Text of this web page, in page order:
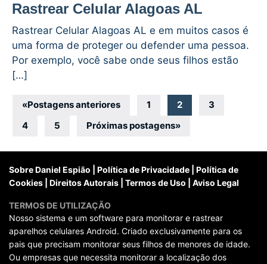
Rastrear Celular Alagoas AL
Rastrear Celular Alagoas AL e em muitos casos é
uma forma de proteger ou defender uma pessoa.
Por exemplo, você sabe onde seus filhos estão
[…]
Navegação
por
posts
«Postagens anteriores 1 2
3
4
5 Próximas postagens»
Sobre Daniel Espião Política de Privacidade
Política de
Cookies
Direitos Autorais Termos de Uso Aviso Legal
TERMOS DE UTILIZAÇÃO
Nosso sistema e um software para monitorar e rastrear
aparelhos celulares Android. Criado exclusivamente para os
pais que precisam monitorar seus filhos de menores de idade.
Ou empresas que necessita monitorar a localização dos